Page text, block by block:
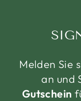
Melden Sie
an und
Gutschein